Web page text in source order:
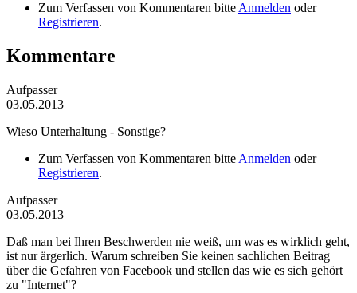
Zum Verfassen von Kommentaren bitte Anmelden oder
Registrieren.
Kommentare
Aufpasser
03.05.2013
Wieso Unterhaltung - Sonstige?
Zum Verfassen von Kommentaren bitte Anmelden oder
Registrieren.
Aufpasser
03.05.2013
Daß man bei Ihren Beschwerden nie weiß, um was es wirklich geht,
ist nur ärgerlich. Warum schreiben Sie keinen sachlichen Beitrag
über die Gefahren von Facebook und stellen das wie es sich gehört
zu "Internet"?